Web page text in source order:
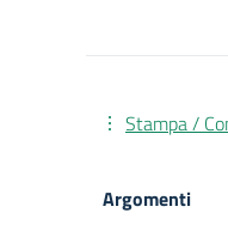
Stampa /
Argomenti